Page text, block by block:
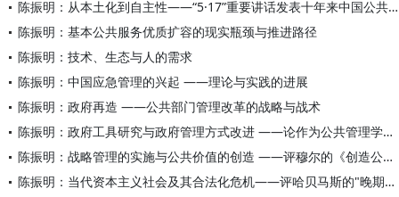
陈振明：从本土化到自主性——“5·17”重要讲话发表十年来中国公共管理学的创新发展
陈振明：基本公共服务优质扩容的现实瓶颈与推进路径
陈振明：技术、生态与人的需求
陈振明：中国应急管理的兴起 ——理论与实践的进展
陈振明：政府再造 ——公共部门管理改革的战略与战术
陈振明：政府工具研究与政府管理方式改进 ——论作为公共管理学新分支的政府工具研究的兴起、主题和意义
陈振明：战略管理的实施与公共价值的创造 ——评穆尔的《创造公共价值：政府中的战略管理》
陈振明：当代资本主义社会及其合法化危机——评哈贝马斯的"晚期资本主义"理论